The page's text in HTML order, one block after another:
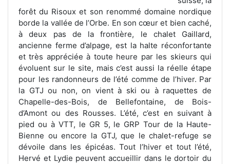
forêt du Risoux et son renommé domaine nordique
borde la vallée de l’Orbe. En son cœur et bien caché,
à deux pas de la frontière, le chalet Gaillard,
ancienne ferme d’alpage, est la halte réconfortante
et très appréciée à toute heure par les skieurs qui
évoluent sur le site, mais c’est aussi la réelle étape
pour les randonneurs de l’été comme de l’hiver. Par
la GTJ ou non, on vient à ski ou à raquettes de
Chapelle-des-Bois, de Bellefontaine, de Bois-
d’Amont ou des Rousses. L’été, c’est en suivant à
pied ou à VTT, le GR 5, le GRP Tour de la Haute-
Bienne ou encore la GTJ, que le chalet-refuge se
dévoile dans les épicéas. Tout l’hiver et tout l’été,
Hervé et Lydie peuvent accueillir dans le dortoir du